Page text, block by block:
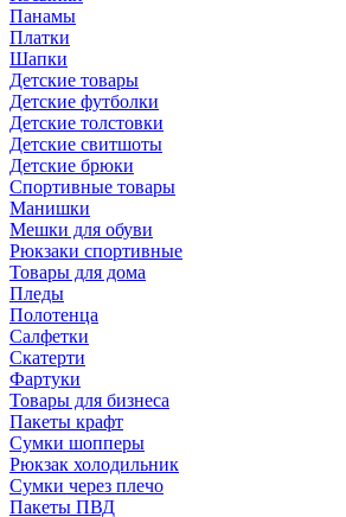
Панамы
Платки
Шапки
Детские товары
Детские футболки
Детские толстовки
Детские свитшоты
Детские брюки
Спортивные товары
Манишки
Мешки для обуви
Рюкзаки спортивные
Товары для дома
Пледы
Полотенца
Салфетки
Скатерти
Фартуки
Товары для бизнеса
Пакеты крафт
Сумки шопперы
Рюкзак холодильник
Сумки через плечо
Пакеты ПВД